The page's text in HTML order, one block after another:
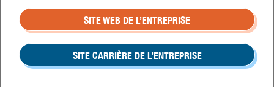
SITE WEB DE L’ENTREPRISE
SITE CARRIÈRE DE L’ENTREPRISE